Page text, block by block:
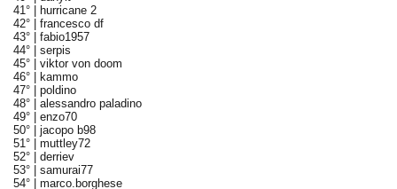
41° |
hurricane 2
42° | francesco df
43° | fabio1957
44° | serpis
45° | viktor von doom
46° |
kammo
47° | poldino
48° | alessandro paladino
49° | enzo70
50° | jacopo b98
51° | muttley72
52° | derriev
53° | samurai77
54° | marco.borghese